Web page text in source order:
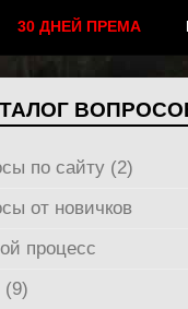
30 ДНЕЙ ПРЕМА
по сайту (2)
от новичков
процесс